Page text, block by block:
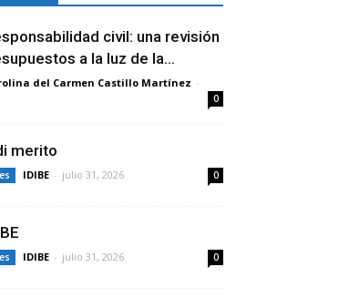
civil: una revisión
a la luz de la...
del Carmen Castillo Martínez -
0
merito
IDIBE - julio 31, 2026 0
IDIBE - julio 31, 2026 0